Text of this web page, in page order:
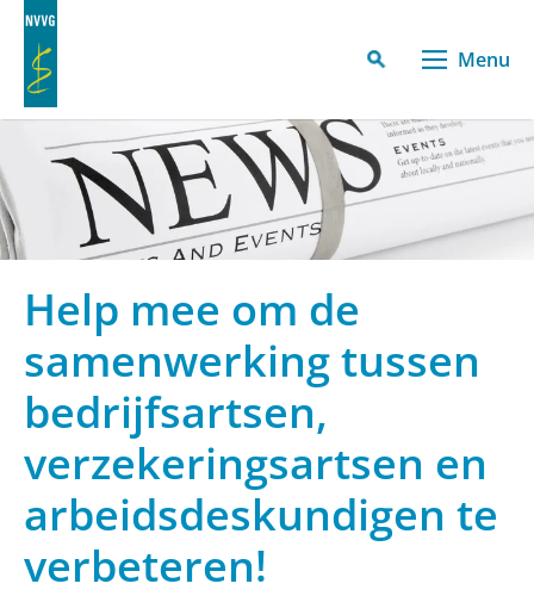
Menu
Help mee om de
samenwerking tussen
bedrijfsartsen,
verzekeringsartsen en
arbeidsdeskundigen te
verbeteren!